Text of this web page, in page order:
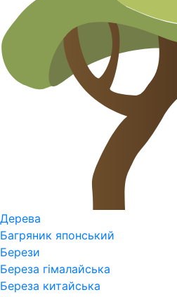
Дерева
Багряник японський
Берези
Береза гімалайська
Береза китайська